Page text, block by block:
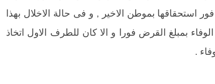
استحقاقها بموطن الاخير , و فى حالة الاخلال بهذا
بمبلغ القرض فورا و الا كان للطرف الاول اتخاذ
.